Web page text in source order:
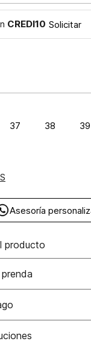
CREDI10 Solicitar
37 38 39
Asesoría
producto
Visa, Dinners, Master